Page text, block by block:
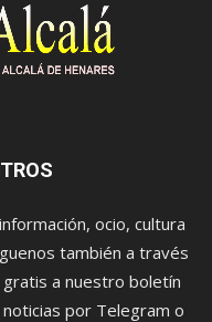
ocio, cultura
también a través
a nuestro boletín
por Telegram o